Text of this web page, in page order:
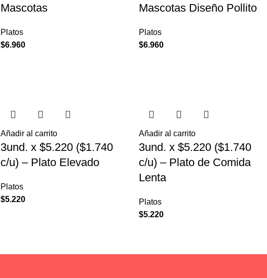
Mascotas
Platos
$6.960
Mascotas Diseño Pollito
Platos
$6.960
Añadir al carrito
3und. x $5.220 ($1.740
c/u) – Plato Elevado
Platos
$5.220
Añadir al carrito
3und. x $5.220 ($1.740
c/u) – Plato de Comida
Lenta
Platos
$5.220